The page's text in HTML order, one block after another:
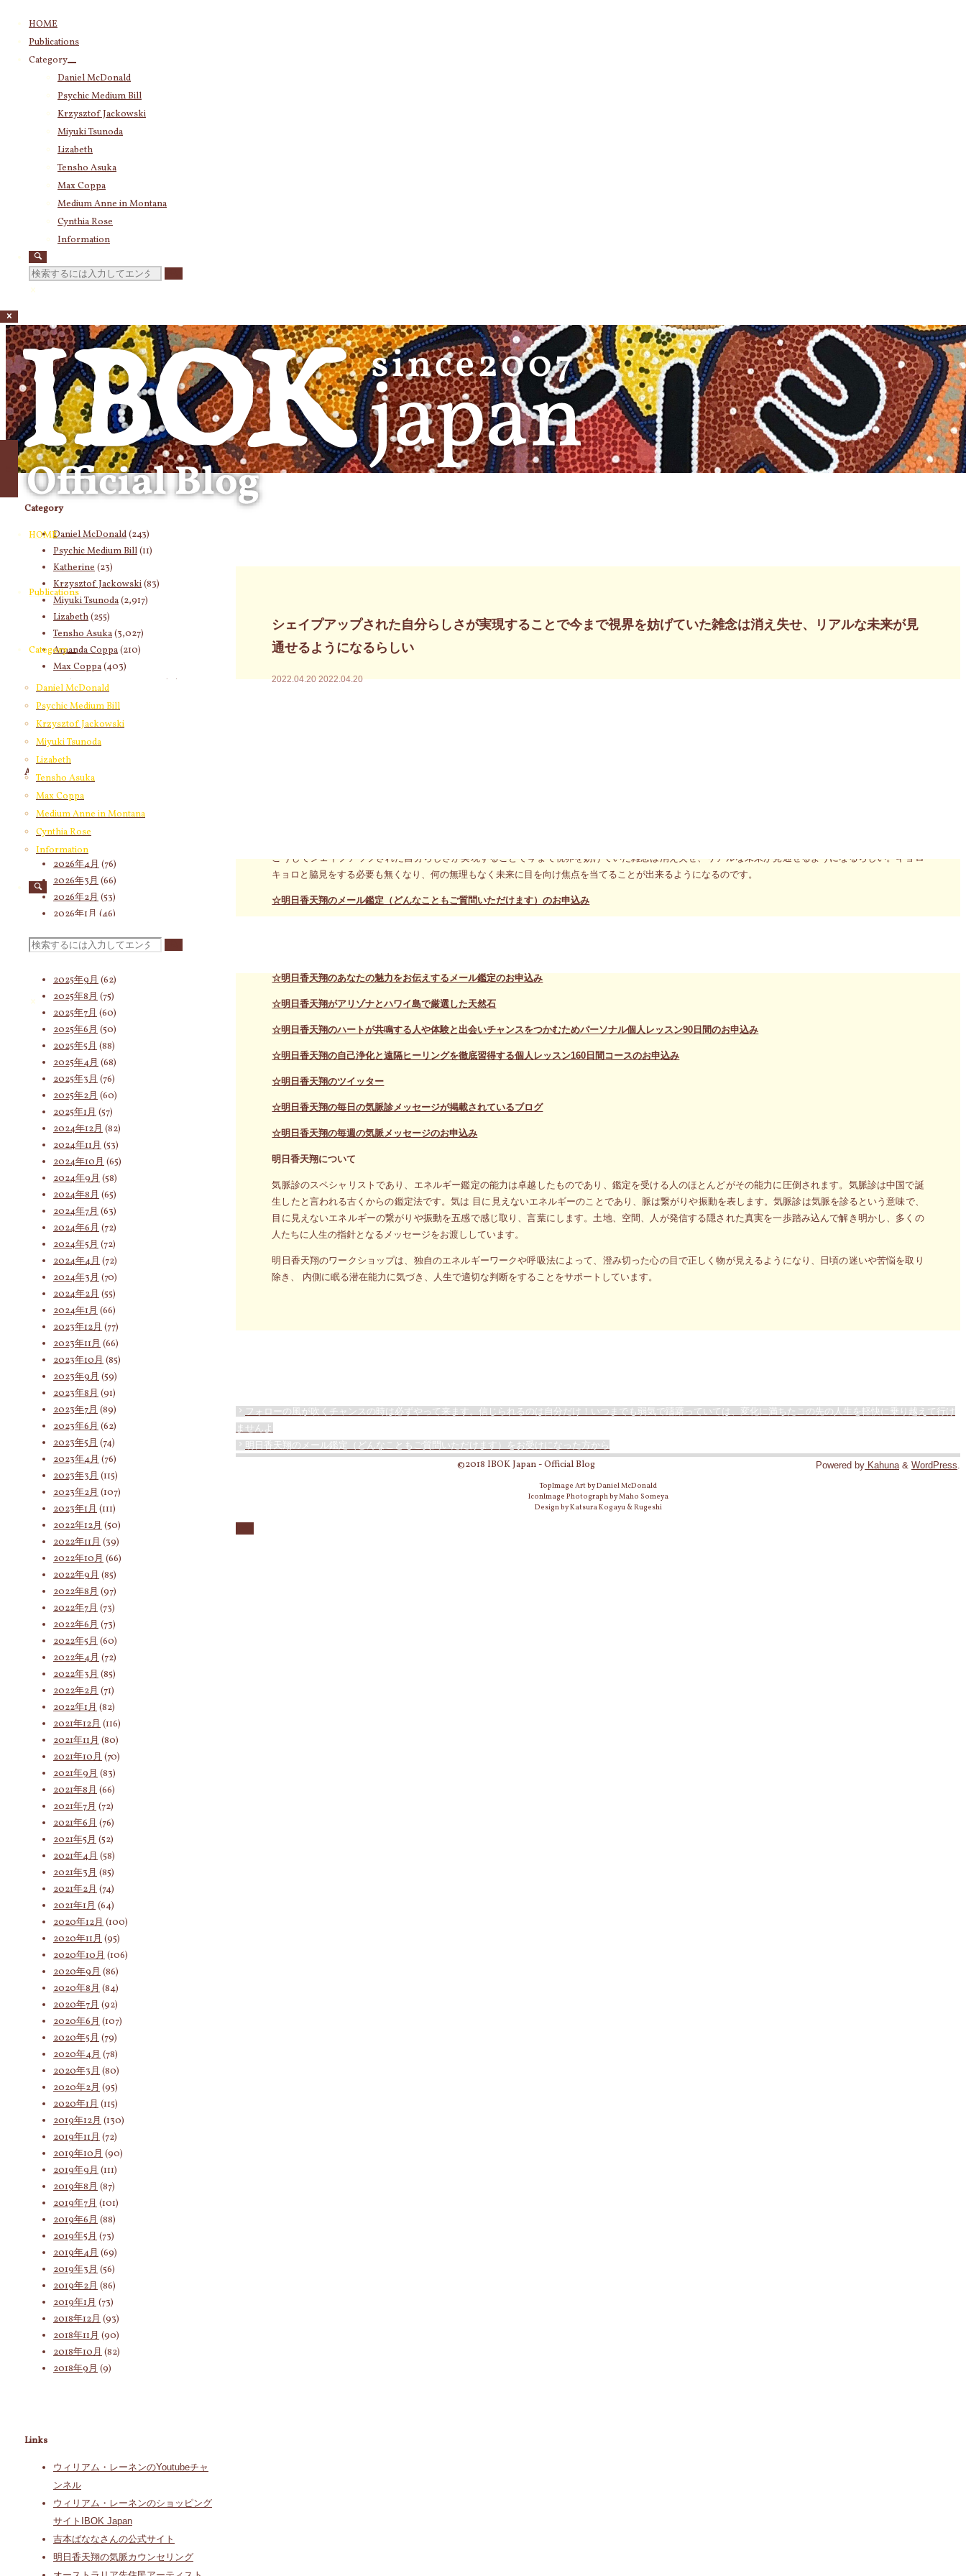
HOME
Publications
Category
Daniel McDonald
Psychic Medium Bill
Krzysztof Jackowski
Miyuki Tsunoda
Lizabeth
Tensho Asuka
Max Coppa
Medium Anne in Montana
Cynthia Rose
Information
検
索
象:
HOME
Publications
Category
Daniel McDonald
Psychic Medium Bill
Krzysztof Jackowski
Miyuki Tsunoda
Lizabeth
Tensho Asuka
Max Coppa
Medium Anne in Montana
Cynthia Rose
Information
検
索
シェイプアップされた自分らしさが実現することで今まで視界を妨げていた雑念は消え失せ、リアルな未来が見
通せるようになるらしい
2022.04.202022.04.20
こうしてシェイプアップされた自分らしさが実現することで今まで視界を妨げていた雑念は消え失せ、リアルな未来が見通せるようになるらしい。キョロ
キョロと脇見をする必要も無くなり、何の無理もなく未来に目を向け焦点を当てることが出来るようになるのです。
☆明日香天翔のメール鑑定（どんなこともご質問いただけます）のお申込み
☆明日香天翔のあなたの魅力をお伝えするメール鑑定のお申込み
☆明日香天翔がアリゾナとハワイ島で厳選した天然石
☆明日香天翔のハートが共鳴する人や体験と出会いチャンスをつかむためパーソナル個人レッスン90日間のお申込み
☆明日香天翔の自己浄化と遠隔ヒーリングを徹底習得する個人レッスン160日間コースのお申込み
☆明日香天翔のツイッター
☆明日香天翔の毎日の気脈診メッセージが掲載されているブログ
☆明日香天翔の毎週の気脈メッセージのお申込み
明日香天翔について
気脈診のスペシャリストであり、エネルギー鑑定の能力は卓越したものであり、鑑定を受ける人のほとんどがその能力に圧倒されます。気脈診は中国で誕
生したと言われる古くからの鑑定法です。気は 目に見えないエネルギーのことであり、脈は繋がりや振動を表します。気脈診は気脈を診るという意味で、
目に見えないエネルギーの繋がりや振動を五感で感じ取り、言葉にします。土地、空間、人が発信する隠された真実を一歩踏み込んで解き明かし、多くの
人たちに人生の指針となるメッセージをお渡ししています。
明日香天翔のワークショップは、独自のエネルギーワークや呼吸法によって、澄み切った心の目で正しく物が見えるようになり、日頃の迷いや苦悩を取り
除き、 内側に眠る潜在能力に気づき、人生で適切な判断をすることをサポートしています。
Category
Daniel McDonald(243)
Psychic Medium Bill(11)
Katherine(23)
Krzysztof Jackowski(83)
Miyuki Tsunoda(2,917)
Lizabeth(255)
Tensho Asuka(3,027)
Amanda Coppa(210)
Max Coppa(403)
Medium Anne in Montana
(21)
Cynthia Rose(4)
Archives
2026年8月
2026年7月(58)
2026年6月
2026年5月
2026年4月 (76)
2026年3月 (66)
2026年2月 (53)
2026年1月 (46)
2025年11月(55)
2025年9月 (62)
2025年8月 (75)
2025年7月 (60)
2025年6月 (50)
2025年5月 (88)
2025年4月 (68)
2025年3月 (76)
2025年2月 (60)
2025年1月 (57)
2024年12月 (82)
2024年11月 (53)
2024年10月 (65)
2024年9月 (58)
2024年8月 (65)
2024年7月 (63)
2024年6月 (72)
2024年5月 (72)
2024年4月 (72)
2024年3月 (70)
2024年2月 (55)
2024年1月 (66)
2023年12月 (77)
2023年11月 (66)
2023年10月 (85)
2023年9月 (59)
2023年8月 (91)
2023年7月 (89)
2023年6月 (62)
2023年5月 (74)
2023年4月 (76)
2023年3月 (115)
2023年2月 (107)
2023年1月 (111)
2022年12月 (50)
2022年11月 (39)
2022年10月 (66)
2022年9月 (85)
2022年8月 (97)
2022年7月 (73)
2022年6月 (73)
2022年5月 (60)
2022年4月 (72)
2022年3月 (85)
2022年2月 (71)
2022年1月 (82)
2021年12月 (116)
2021年11月 (80)
2021年10月 (70)
2021年9月 (83)
2021年8月 (66)
2021年7月 (72)
2021年6月 (76)
2021年5月 (52)
2021年4月 (58)
2021年3月 (85)
2021年2月 (74)
2021年1月 (64)
2020年12月 (100)
2020年11月 (95)
2020年10月 (106)
2020年9月 (86)
2020年8月 (84)
2020年7月 (92)
2020年6月 (107)
2020年5月 (79)
2020年4月 (78)
2020年3月 (80)
2020年2月 (95)
2020年1月 (115)
2019年12月 (130)
2019年11月 (72)
2019年10月 (90)
2019年9月 (111)
2019年8月 (87)
2019年7月 (101)
2019年6月 (88)
2019年5月 (73)
2019年4月 (69)
2019年3月 (56)
2019年2月 (86)
2019年1月 (73)
2018年12月 (93)
2018年11月 (90)
2018年10月 (82)
2018年9月 (9)
Links
ウィリアム・レーネンのYoutubeチャ
ンネル
ウィリアム・レーネンのショッピング
サイトIBOK Japan
吉本ばななさんの公式サイト
明日香天翔の気脈カウンセリング
フォローの風が吹くチャンスの時は必ずやって来ます。信じられるのは自分だけ！いつまでも弱気で躊躇っていては、変化に満ちたこの先の人生を軽快に乗り越えて行け
ませんよ
明日香天翔のメール鑑定（どんなこともご質問いただけます）をお受けになった方から
Powered by Kahuna & WordPress
©2018 IBOK Japan - Official Blog
TopImage Art by Daniel McDonald
IconImage Photograph by Maho Someya
Design by Katsura Kogayu & Rugeshi